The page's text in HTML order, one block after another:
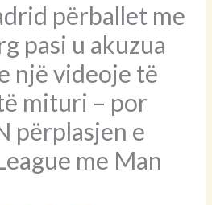
përballet me
pasi u akuzua
një videoje të
mituri – por
përplasjen e
me Man